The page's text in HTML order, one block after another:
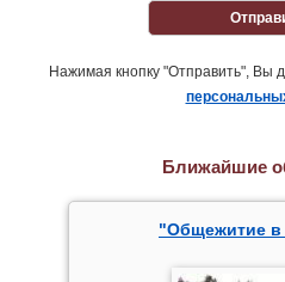
Нажимая кнопку "Отправить", Вы
Ближайшие
"Общежитие в